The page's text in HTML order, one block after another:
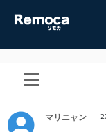
マリニャン